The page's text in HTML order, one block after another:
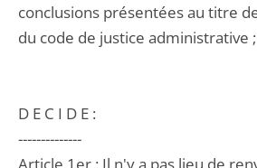
conclusions présentées au titre
du code de justice administrative ;
D E C I D E :
--------------